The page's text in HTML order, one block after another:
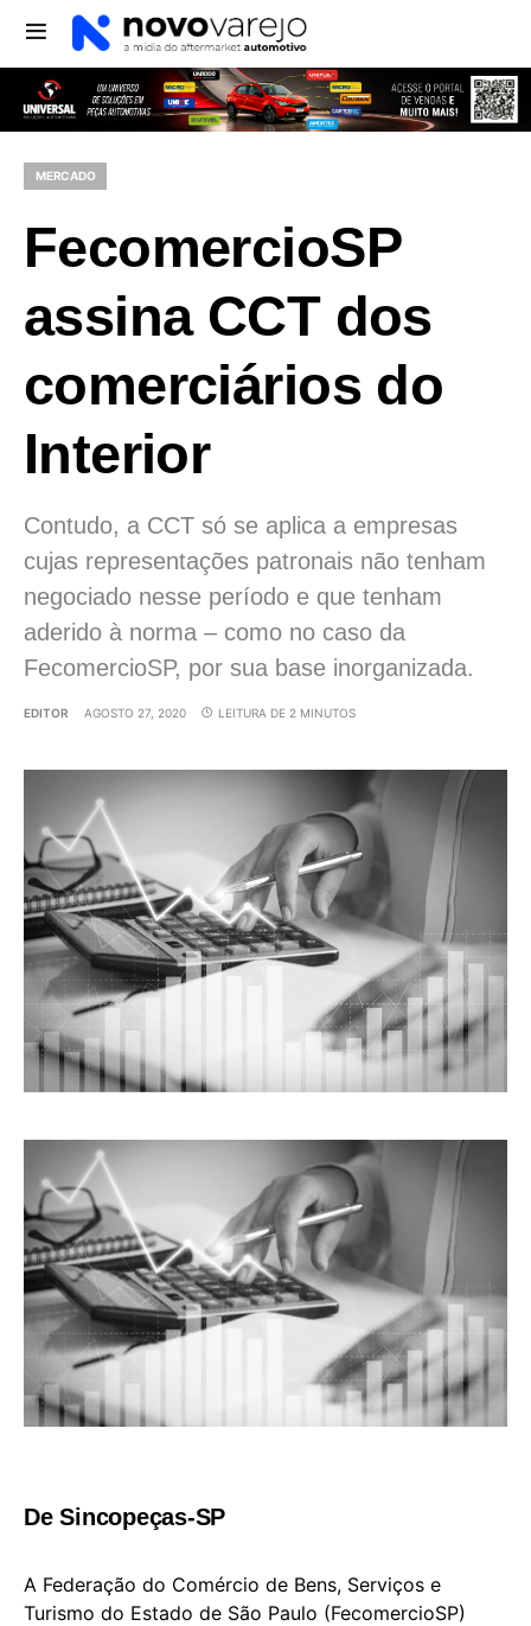
MERCADO
FecomercioSP
assina CCT dos
comerciários do
Interior
Contudo, a CCT só se aplica a empresas
cujas representações patronais não tenham
negociado nesse período e que tenham
aderido à norma – como no caso da
FecomercioSP, por sua base inorganizada.
EDITOR AGOSTO 27, 2020 LEITURA DE 2 MINUTOS
De Sincopeças-SP
A Federação do Comércio de Bens, Serviços e
Turismo do Estado de São Paulo (FecomercioSP)